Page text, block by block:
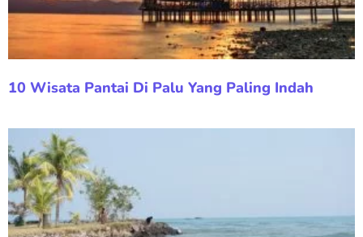
10 Wisata Pantai Di Palu Yang Paling Indah